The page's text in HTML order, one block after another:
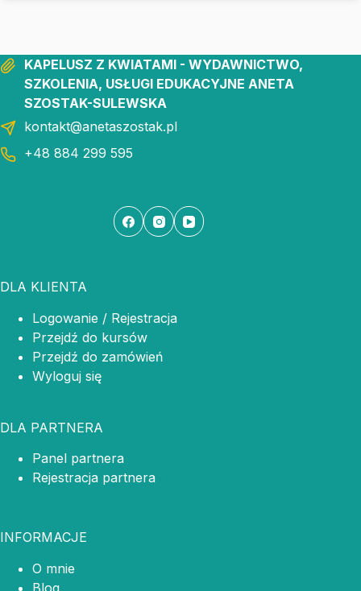
KAPELUSZ Z KWIATAMI - WYDAWNICTWO,
SZKOLENIA, USŁUGI EDUKACYJNE ANETA
SZOSTAK-SULEWSKA
kontakt@anetaszostak.pl
+48 884 299 595
DLA KLIENTA
Logowanie / Rejestracja
Przejdź do kursów
Przejdź do zamówień
Wyloguj się
DLA PARTNERA
Panel partnera
Rejestracja partnera
INFORMACJE
O mnie